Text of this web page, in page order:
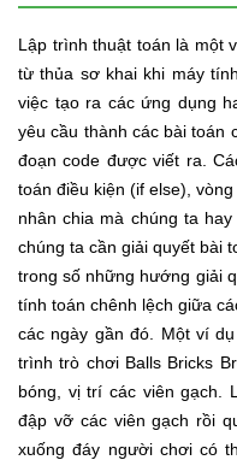
Lập trình thuật toán là một
từ thủa sơ khai khi máy
việc tạo ra các ứng dụng
yêu cầu thành các bài toán
đoạn code được viết ra.
toán điều kiện (if else),
nhân chia mà chúng ta
chúng ta cần giải quyết bài
trong số những hướng giải
tính toán chênh lệch giữa
các ngày gần đó. Một ví
trình trò chơi Balls Bricks
bóng, vị trí các viên gạch.
đập vỡ các viên gạch rồi
xuống đáy người chơi có